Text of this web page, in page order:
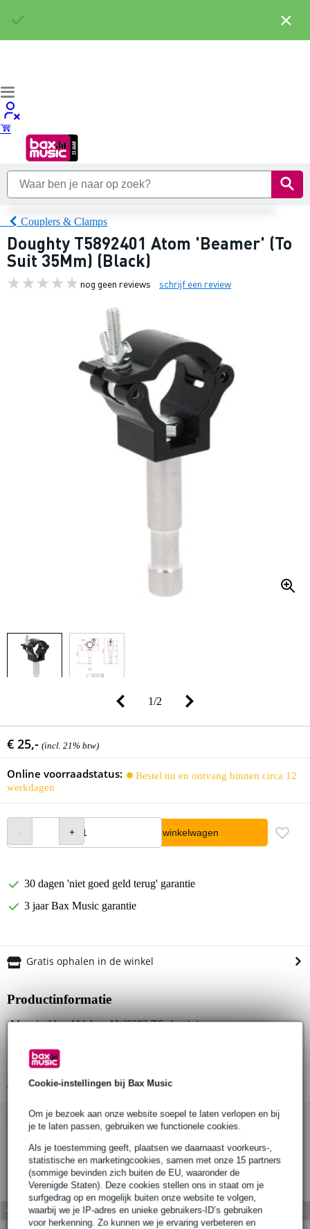
Cookie-instellingen bij Bax Music
Om je bezoek aan onze website soepel te laten verlopen en bij
je te laten passen, gebruiken we functionele cookies.
Als je toestemming geeft, plaatsen we daarnaast voorkeurs-,
statistische en marketingcookies, samen met onze 15 partners
(sommige bevinden zich buiten de EU, waaronder de
Verenigde Staten). Deze cookies stellen ons in staat om je
surfgedrag op en mogelijk buiten onze website te volgen,
waarbij we je IP-adres en unieke gebruikers-ID’s gebruiken
voor herkenning. Zo kunnen we je ervaring verbeteren en
Couplers & Clamps
Doughty T5892401 Atom 'Beamer' (To
Suit 35Mm) (Black)
nog geen reviews schrijf een review
1/2
€ 25,- (incl. 21% btw)
Online voorraadstatus:
Bestel nu en ontvang binnen circa 12
werkdagen
In winkelwagen
30 dagen 'niet goed geld terug' garantie
3 jaar Bax Music garantie
Gratis ophalen in de winkel
Productinformatie
Materiaal hoofddelen: AW6082 T6 aluminium
Eyebolt assy: grade 8.8
Bekijk alle productspecificaties
Bekijk ook eens (1)
×